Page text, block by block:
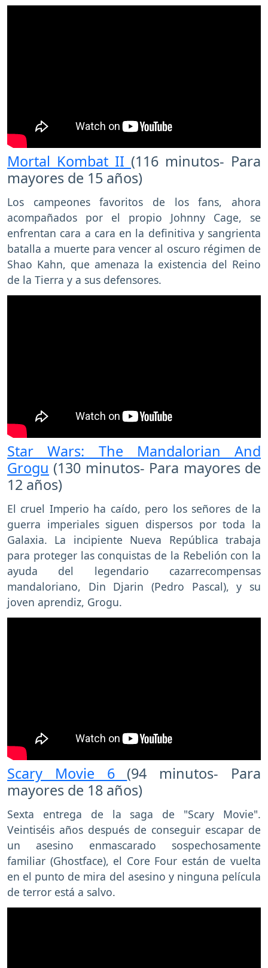
Mortal Kombat II (116 minutos- Para
mayores de 15 años)
Los campeones favoritos de los fans, ahora
acompañados por el propio Johnny Cage, se
enfrentan cara a cara en la definitiva y sangrienta
batalla a muerte para vencer al oscuro régimen de
Shao Kahn, que amenaza la existencia del Reino
de la Tierra y a sus defensores.
Star Wars: The Mandalorian And
Grogu (130 minutos- Para mayores de
12 años)
El cruel Imperio ha caído, pero los señores de la
guerra imperiales siguen dispersos por toda la
Galaxia. La incipiente Nueva República trabaja
para proteger las conquistas de la Rebelión con la
ayuda del legendario cazarrecompensas
mandaloriano, Din Djarin (Pedro Pascal), y su
joven aprendiz, Grogu.
Scary Movie 6 (94 minutos- Para
mayores de 18 años)
Sexta entrega de la saga de "Scary Movie".
Veintiséis años después de conseguir escapar de
un asesino enmascarado sospechosamente
familiar (Ghostface), el Core Four están de vuelta
en el punto de mira del asesino y ninguna película
de terror está a salvo.